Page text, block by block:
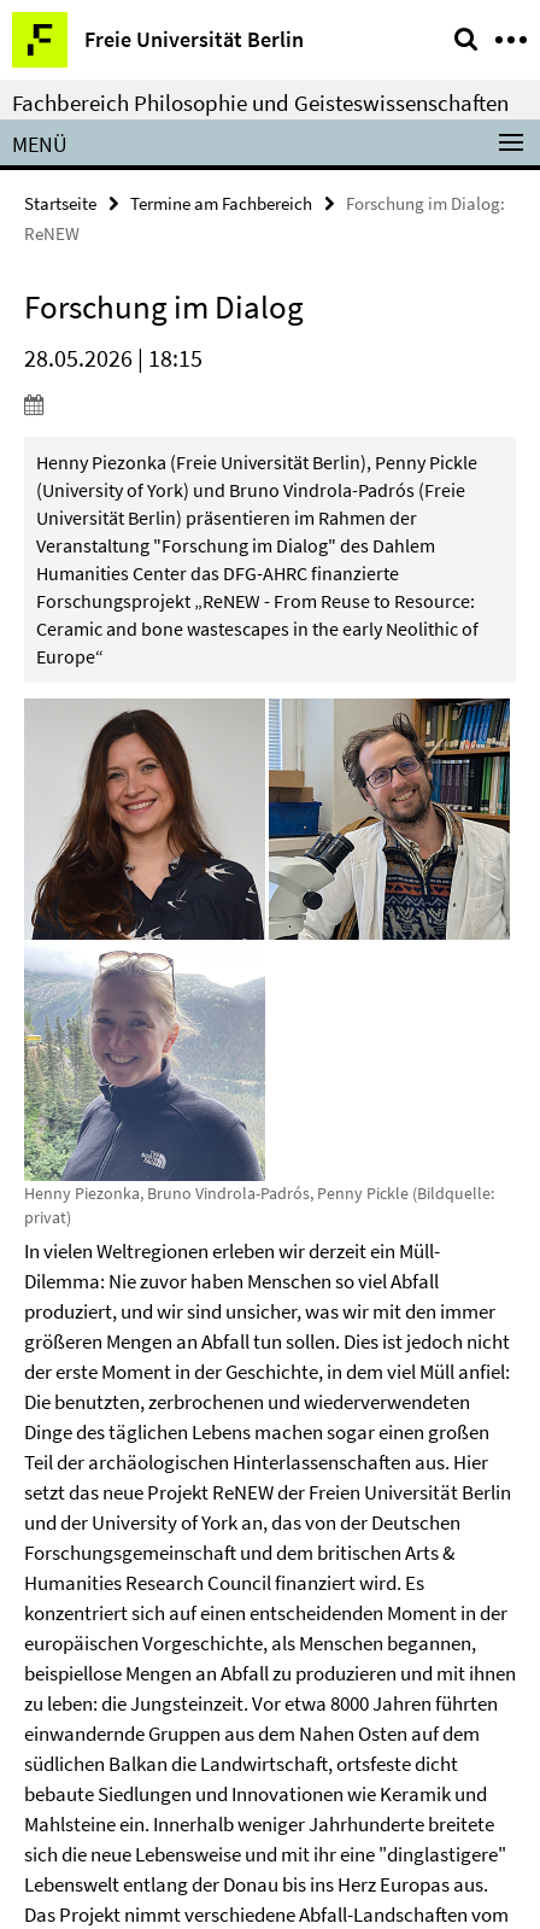
Springe
direkt
zu
Inhalt
Freie Universität Berlin
Service-
Navigation
Fachbereich Philosophie und Geisteswissenschaften
MENÜ
Startseite Termine am Fachbereich
Forschung im Dialog:
ReNEW
Forschung im Dialog
28.05.2026 | 18:15
Henny Piezonka (Freie Universität Berlin), Penny Pickle
(University of York) und Bruno Vindrola-Padrós (Freie
Universität Berlin) präsentieren im Rahmen der
Veranstaltung "Forschung im Dialog" des Dahlem
Humanities Center das DFG-AHRC finanzierte
Forschungsprojekt „ReNEW - From Reuse to Resource:
Ceramic and bone wastescapes in the early Neolithic of
Europe“
Henny Piezonka, Bruno Vindrola-Padrós, Penny Pickle (Bildquelle:
privat)
In vielen Weltregionen erleben wir derzeit ein Müll-
Dilemma: Nie zuvor haben Menschen so viel Abfall
produziert, und wir sind unsicher, was wir mit den immer
größeren Mengen an Abfall tun sollen. Dies ist jedoch nicht
der erste Moment in der Geschichte, in dem viel Müll anfiel:
Die benutzten, zerbrochenen und wiederverwendeten
Dinge des täglichen Lebens machen sogar einen großen
Teil der archäologischen Hinterlassenschaften aus. Hier
setzt das neue Projekt ReNEW der Freien Universität Berlin
und der University of York an, das von der Deutschen
Forschungsgemeinschaft und dem britischen Arts &
Humanities Research Council finanziert wird. Es
konzentriert sich auf einen entscheidenden Moment in der
europäischen Vorgeschichte, als Menschen begannen,
beispiellose Mengen an Abfall zu produzieren und mit ihnen
zu leben: die Jungsteinzeit. Vor etwa 8000 Jahren führten
einwandernde Gruppen aus dem Nahen Osten auf dem
südlichen Balkan die Landwirtschaft, ortsfeste dicht
bebaute Siedlungen und Innovationen wie Keramik und
Mahlsteine ein. Innerhalb weniger Jahrhunderte breitete
sich die neue Lebensweise und mit ihr eine "dinglastigere"
Lebenswelt entlang der Donau bis ins Herz Europas aus.
Das Projekt nimmt verschiedene Abfall-Landschaften vom